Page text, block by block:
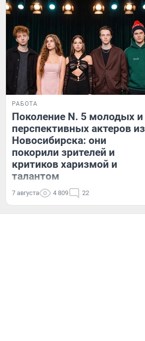
РАБОТА
Поколение N. 5 молодых и
перспективных актеров из
Новосибирска: они
покорили зрителей и
критиков харизмой и
талантом
7 августа 4 809 22